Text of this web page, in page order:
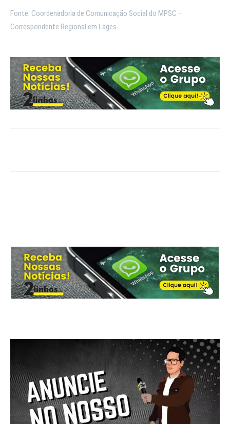
Fonte: Coordenadoria de Comunicação Social do MPSC –
Correspondente Regional em Lages